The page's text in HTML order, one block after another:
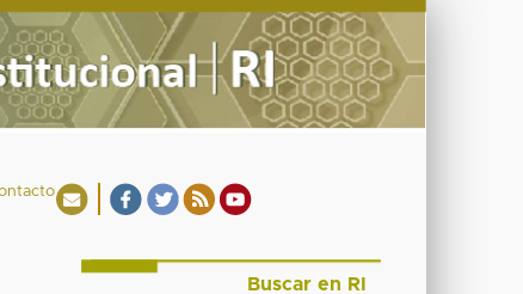
Buscar en RI